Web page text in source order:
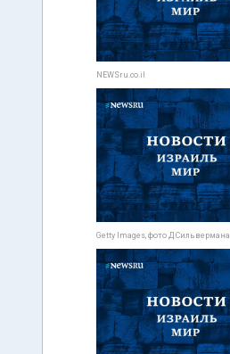
NEWSru.co.il
Getty Images, фото Д.Сильвермана